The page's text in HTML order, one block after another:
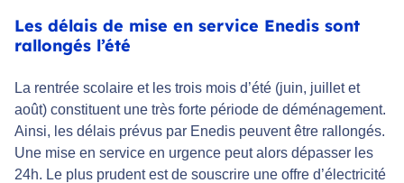
Les délais de mise en service Enedis sont
rallongés l’été
La rentrée scolaire et les trois mois d’été (juin, juillet et
août) constituent une très forte période de déménagement.
Ainsi, les délais prévus par Enedis peuvent être rallongés.
Une mise en service en urgence peut alors dépasser les
24h. Le plus prudent est de souscrire une offre d’électricité